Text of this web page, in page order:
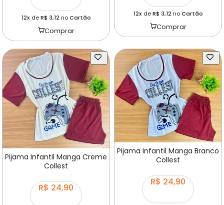
12xdeR$ 3,12 noCartão
Comprar
12xdeR$ 3,12 noCartão
Comprar
Pijama Infantil Manga Creme
Collest
R$ 24,90
Pijama Infantil Manga Branco
Collest
R$ 24,90